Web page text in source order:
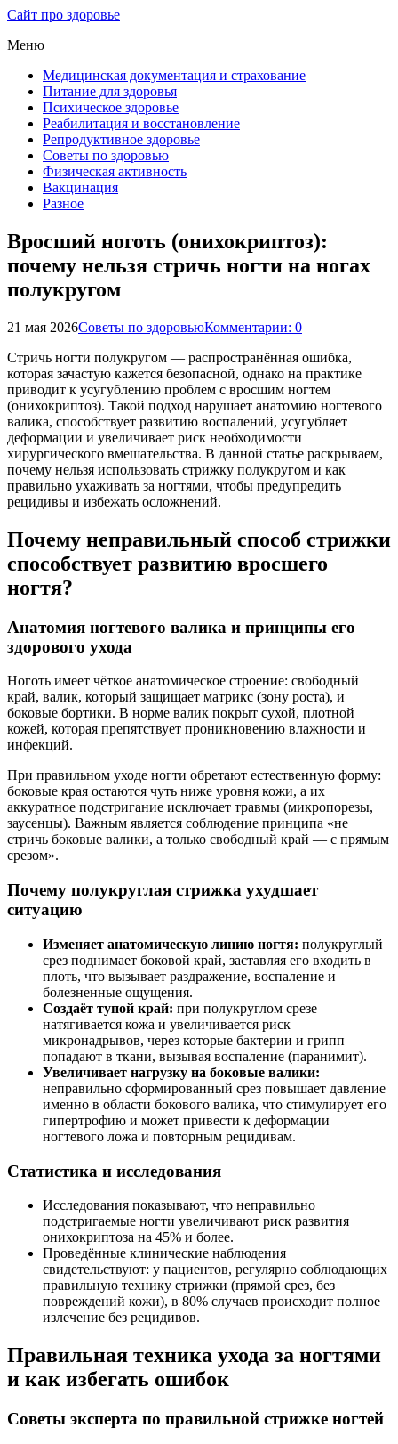
Сайт про здоровье
Меню
Медицинская документация и страхование
Питание для здоровья
Психическое здоровье
Реабилитация и восстановление
Репродуктивное здоровье
Советы по здоровью
Физическая активность
Вакцинация
Разное
Вросший ноготь (онихокриптоз):
почему нельзя стричь ногти на ногах
полукругом
21 мая 2026Советы по здоровьюКомментарии: 0
Стричь ногти полукругом — распространённая ошибка,
которая зачастую кажется безопасной, однако на практике
приводит к усугублению проблем с вросшим ногтем
(онихокриптоз). Такой подход нарушает анатомию ногтевого
валика, способствует развитию воспалений, усугубляет
деформации и увеличивает риск необходимости
хирургического вмешательства. В данной статье раскрываем,
почему нельзя использовать стрижку полукругом и как
правильно ухаживать за ногтями, чтобы предупредить
рецидивы и избежать осложнений.
Почему неправильный способ стрижки
способствует развитию вросшего
ногтя?
Анатомия ногтевого валика и принципы его
здорового ухода
Ноготь имеет чёткое анатомическое строение: свободный
край, валик, который защищает матрикс (зону роста), и
боковые бортики. В норме валик покрыт сухой, плотной
кожей, которая препятствует проникновению влажности и
инфекций.
При правильном уходе ногти обретают естественную форму:
боковые края остаются чуть ниже уровня кожи, а их
аккуратное подстригание исключает травмы (микропорезы,
заусенцы). Важным является соблюдение принципа «не
стричь боковые валики, а только свободный край — с прямым
срезом».
Почему полукруглая стрижка ухудшает
ситуацию
Изменяет анатомическую линию ногтя: полукруглый
срез поднимает боковой край, заставляя его входить в
плоть, что вызывает раздражение, воспаление и
болезненные ощущения.
Создаёт тупой край: при полукруглом срезе
натягивается кожа и увеличивается риск
микронадрывов, через которые бактерии и грипп
попадают в ткани, вызывая воспаление (паранимит).
Увеличивает нагрузку на боковые валики:
неправильно сформированный срез повышает давление
именно в области бокового валика, что стимулирует его
гипертрофию и может привести к деформации
ногтевого ложа и повторным рецидивам.
Статистика и исследования
Исследования показывают, что неправильно
подстригаемые ногти увеличивают риск развития
онихокриптоза на 45% и более.
Проведённые клинические наблюдения
свидетельствуют: у пациентов, регулярно соблюдающих
правильную технику стрижки (прямой срез, без
повреждений кожи), в 80% случаев происходит полное
излечение без рецидивов.
Правильная техника ухода за ногтями
и как избегать ошибок
Советы эксперта по правильной стрижке ногтей